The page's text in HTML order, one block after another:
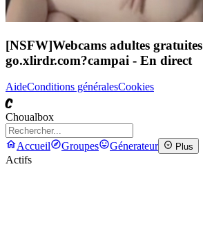
[NSFW]Webcams adultes gratuites
go.xlirdr.com?campai - En direct
AideConditions généralesCookies
C
Choualbox
Accueil Groupes Génerateur Plus
Actifs